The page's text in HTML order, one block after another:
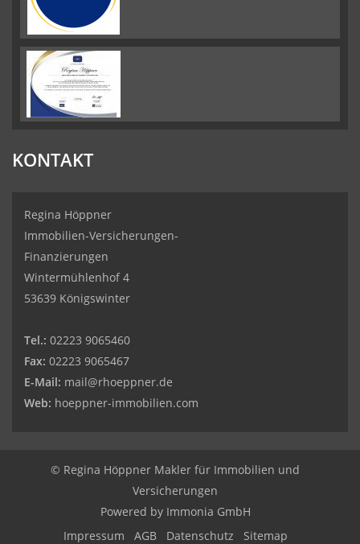
KONTAKT
Regina Höppner
Immobilien-Versicherungen-
Finanzierungen
Wintermühlenhof 4
53639 Königswinter
Tel.: 02223 9065460
Fax: 02223 9065467
E-Mail: mail@rhoeppner.de
Web: hoeppner-immobilien.com
© Regina Höppner Makler für Immobilien und
Versicherungen
Powered by Immonia GmbH
Impressum
AGB Datenschutz Sitemap